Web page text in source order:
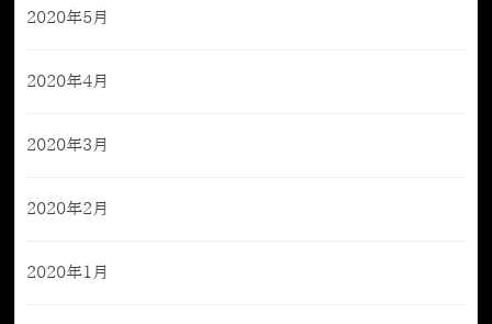
2020年5月
2020年4月
2020年3月
2020年2月
2020年1月